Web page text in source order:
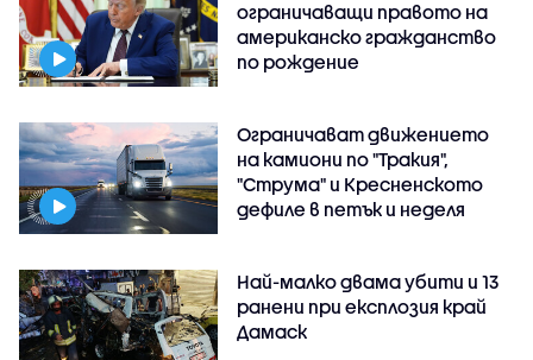
ограничаващи правото на
американско гражданство
по рождение
Ограничават движението
на камиони по "Тракия",
"Струма" и Кресненското
дефиле в петък и неделя
Най-малко двама убити и 13
ранени при експлозия край
Дамаск